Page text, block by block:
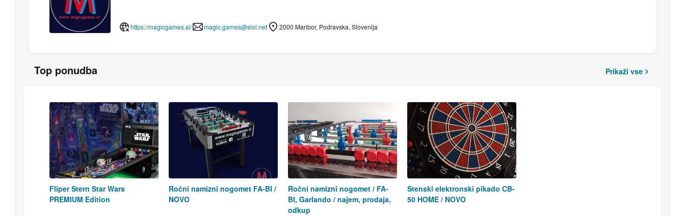
https://magicgames.si/ magic.games@siol.net 2000 Maribor, Podravska, Slovenija
Top ponudba Prikaži vse
Fliper Stern Star Wars
PREMIUM Edition
Ročni namizni nogomet FA-BI /
NOVO
Ročni namizni nogomet / FA-
BI, Garlando / najem, prodaja,
odkup
Stenski elektronski pikado CB-
50 HOME / NOVO